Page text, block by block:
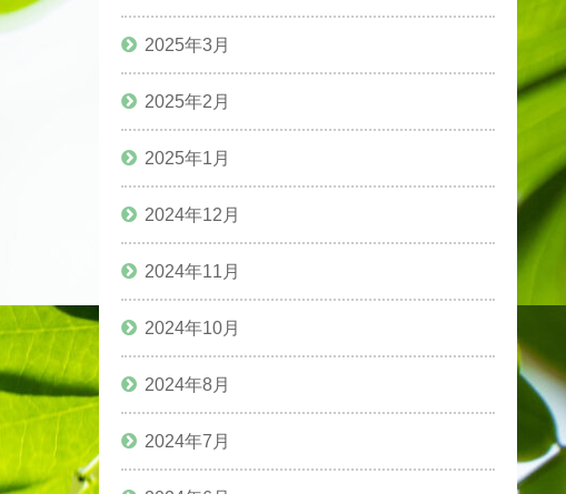
2025年3月
2025年2月
2025年1月
2024年12月
2024年11月
2024年10月
2024年8月
2024年7月